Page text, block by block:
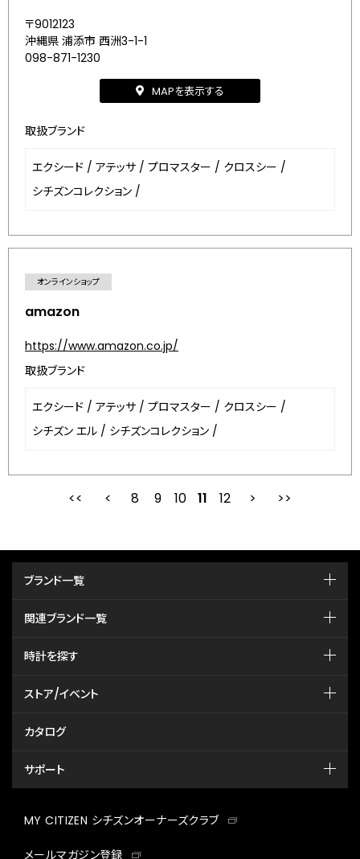
〒9012123
沖縄県 浦添市 西洲3-1-1
098-871-1230
MAPを表示する
取扱ブランド
エクシード / アテッサ / プロマスター / クロスシー /
シチズンコレクション /
オンラインショップ
amazon
https://www.amazon.co.jp/
取扱ブランド
エクシード / アテッサ / プロマスター / クロスシー /
シチズン エル / シチズンコレクション /
最初 前
8 9 10 11 12
ブランド一覧
関連ブランド一覧
時計を探す
ストア/イベント
カタログ
サポート
MY CITIZEN シチズンオーナーズクラブ
メールマガジン登録